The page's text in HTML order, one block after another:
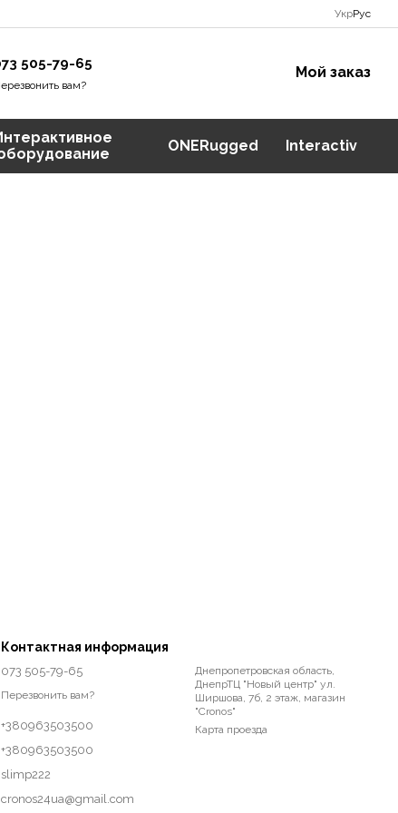
УкрРус
505-79-65
вам?
Мой заказ
ONERugged Interactiv
Контактная информация
073 505-79-65
Перезвонить вам?
+380963503500
+380963503500
slimp222
cronos24ua@gmail.com
Днепропетровская область,
ДнепрТЦ "Новый центр" ул.
Ширшова, 7б, 2 этаж, магазин
"Cronos"
Карта проезда